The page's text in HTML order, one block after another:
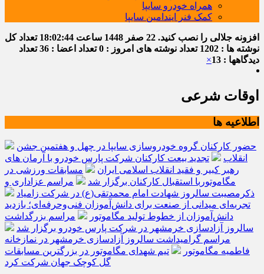
همراه خودرو سایپا
کمک فنر ایندامین سایپا
افزونه جلالی را نصب کنید. 22 صفر 1448 ساعت 18:02:45 تعداد کل
نوشته ها : 1202
تعداد نوشته های امروز : 0 تعداد اعضا : 36
تعداد
دیدگاهها : 13
×
اوقات شرعی
اطلاعیه ها
حضور کارکنان گروه خودروسازی سایپا در چهل و هفتمین جشن
انقلاب
تجدید بیعت کارکنان شرکت پارس خودرو با آرمان های
رهبر کبیر و فقید انقلاب اسلامی ایران
مسابقات ورزشی در
مگاموتوربا استقبال کارکنان برگزار شد
مراسم عزاداری و
ذکرمصیبت سالروز شهادت امام محمدتقی(ع) در شرکت زامیاد
تجربه‌ای میدانی از صنعت برای دانش‌آموزان فنی‌وحرفه‌ای؛ بازدید
دانش‌آموزان از خطوط تولید مگاموتور
مراسم بزرگداشت
سالروز آزادسازی خرمشهر در شرکت پارس خودرو برگزار شد
مراسم گرامیداشت سالروز آزادسازی خرمشهر در نمازخانه
فاطمیه مگاموتور
تیم شهدای مگاموتور در بزرگترین مسابقات
گل کوچک جهان شرکت کرد